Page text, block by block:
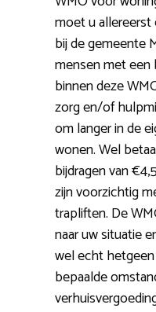
moet u allereerst
bij de gemeente
mensen met
binnen deze
zorg en/of
om langer in de
wonen. Wel
bijdragen van
zijn voorzichtig
trapliften. De
naar uw situatie
wel echt
bepaalde